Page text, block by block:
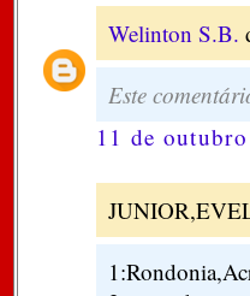
Welinton S.B.
Este
11 de